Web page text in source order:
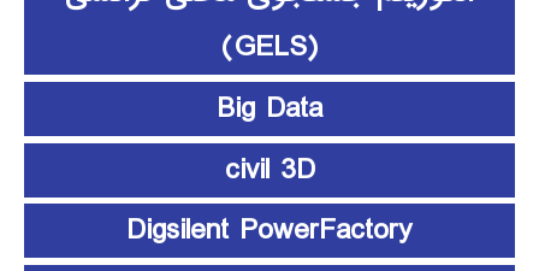
(GELS)
Big Data
civil 3D
Digsilent PowerFactory